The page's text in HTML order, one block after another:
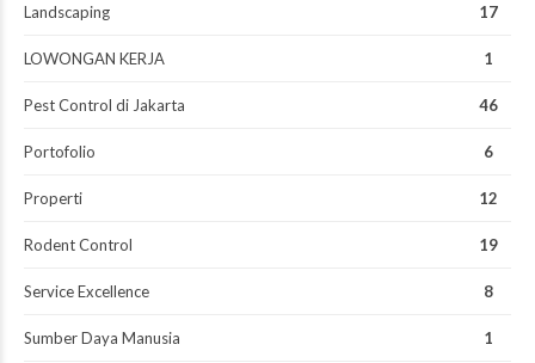
Landscaping 17
LOWONGAN KERJA 1
Pest Control di Jakarta 46
Portofolio 6
Properti 12
Rodent Control 19
Service Excellence 8
Sumber Daya Manusia 1